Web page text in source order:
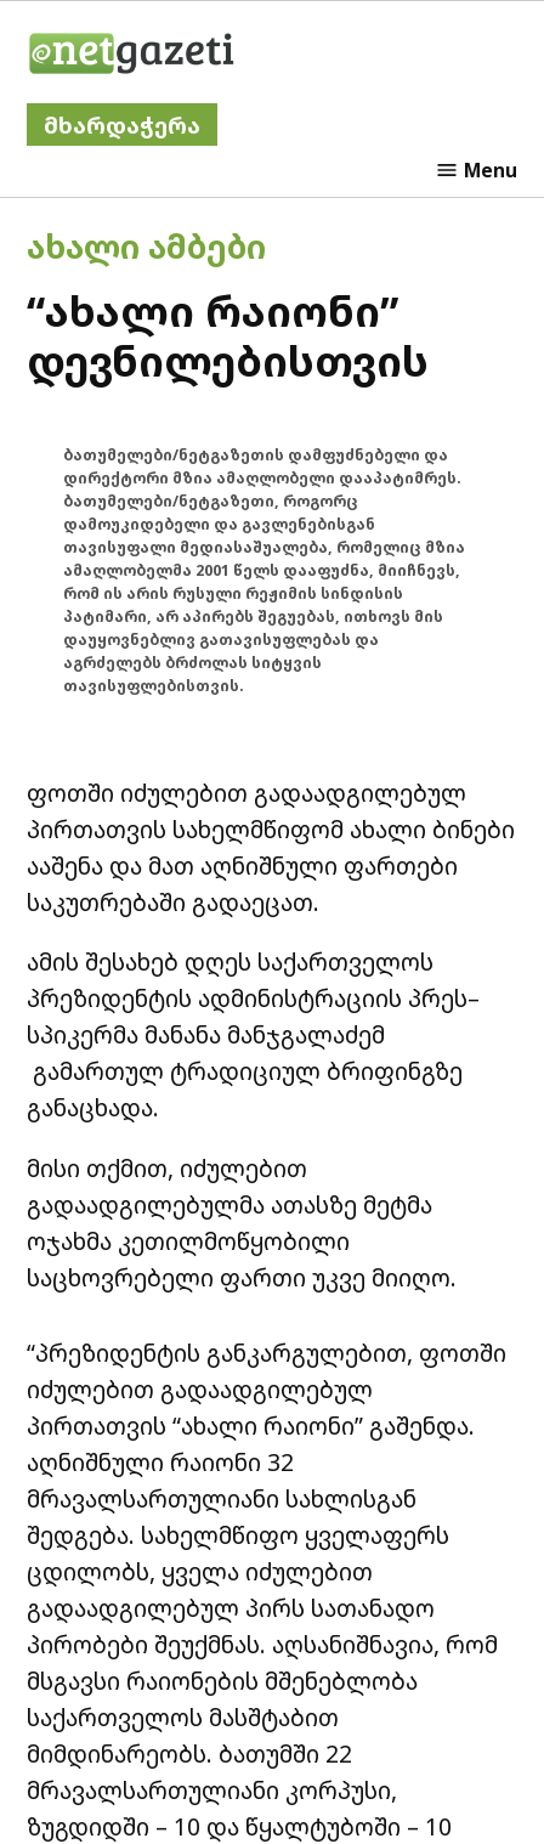
მხარდაჭერა
Menu
POSTED
ᲐᲮᲐᲚᲘ ᲐᲛᲑᲔᲑᲘ
“ახალი რაიონი”
დევნილებისთვის
ბათუმელები/ნეტგაზეთის დამფუძნებელი და
დირექტორი მზია ამაღლობელი დააპატიმრეს.
ბათუმელები/ნეტგაზეთი, როგორც
დამოუკიდებელი და გავლენებისგან
თავისუფალი მედიასაშუალება, რომელიც მზია
ამაღლობელმა 2001 წელს დააფუძნა, მიიჩნევს,
რომ ის არის რუსული რეჟიმის სინდისის
პატიმარი, არ აპირებს შეგუებას, ითხოვს მის
დაუყოვნებლივ გათავისუფლებას და
აგრძელებს ბრძოლას სიტყვის
თავისუფლებისთვის.
ფოთში იძულებით გადაადგილებულ
პირთათვის სახელმწიფომ ახალი ბინები
ააშენა და მათ აღნიშნული ფართები
საკუთრებაში გადაეცათ.
ამის შესახებ დღეს საქართველოს
პრეზიდენტის ადმინისტრაციის პრეს–
სპიკერმა მანანა მანჯგალაძემ
გამართულ ტრადიციულ ბრიფინგზე
განაცხადა.
მისი თქმით, იძულებით
გადაადგილებულმა ათასზე მეტმა
ოჯახმა კეთილმოწყობილი
საცხოვრებელი ფართი უკვე მიიღო.
“პრეზიდენტის განკარგულებით, ფოთში
იძულებით გადაადგილებულ
პირთათვის “ახალი რაიონი” გაშენდა.
აღნიშნული რაიონი 32
მრავალსართულიანი სახლისგან
შედგება. სახელმწიფო ყველაფერს
ცდილობს, ყველა იძულებით
გადაადგილებულ პირს სათანადო
პირობები შეუქმნას. აღსანიშნავია, რომ
მსგავსი რაიონების მშენებლობა
საქართველოს მასშტაბით
მიმდინარეობს. ბათუმში 22
მრავალსართულიანი კორპუსი,
ზუგდიდში – 10 და წყალტუბოში – 10